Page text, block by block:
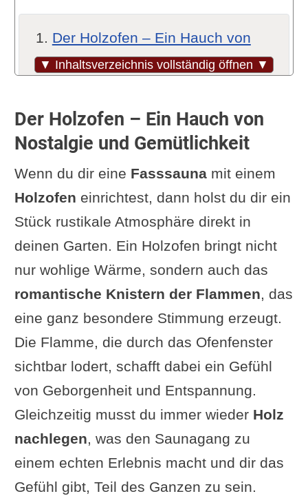
▼ Inhaltsverzeichnis vollständig öffnen ▼
Der Holzofen – Ein Hauch von
Nostalgie und Gemütlichkeit
Modern
Argumente verglichen: Holzofen
oder Elektroofen für deine
Fasssauna?
Weitere Heizmöglichkeiten in der
Übersicht
Wird eine Genehmigung für die
Fasssauna benötigt?
Bioofen oder Kombiofen
Video: Elektroofen oder Holzofen
– Voraussetzungen erläutert
Fazit: Elektro- oder Holzofen –
Was passt besser zu dir?
Leserumfrage zur Ofenwahl
Ergänzung oder Frage von dir?
Weiterlesen
Der Holzofen – Ein Hauch von
Nostalgie und Gemütlichkeit
Wenn du dir eine Fasssaunamit einem
Holzofen einrichtest, dann holst du dir ein
Stück rustikale Atmosphäre direkt in
deinen Garten. Ein Holzofen bringt nicht
nur wohlige Wärme, sondern auch das
romantische Knistern der Flammen, das
eine ganz besondere Stimmung erzeugt.
Die Flamme, die durch das Ofenfenster
sichtbar lodert, schafft dabei ein Gefühl
von Geborgenheit und Entspannung.
Gleichzeitig musst du immer wieder Holz
nachlegen, was den Saunagang zu
einem echten Erlebnis macht und dir das
Gefühl gibt, Teil des Ganzen zu sein.